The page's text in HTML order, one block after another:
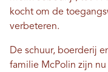
kocht om de
verbeteren.
De schuur, boerderij
familie McPolin zijn